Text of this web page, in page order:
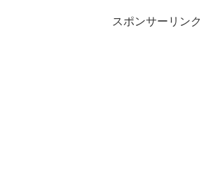
スポンサーリンク